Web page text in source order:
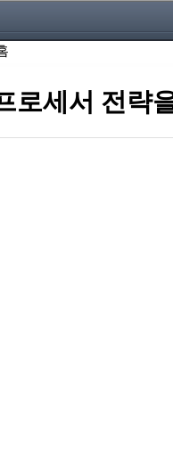
로세서 전략